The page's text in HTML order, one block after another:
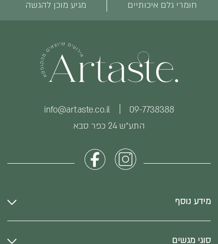
חומרי גלם איכותיים מגיע מוכן להגשה
התע״ש 24 כפר סבא
09-7738388
info@artaste.co.il
מידע נוסף
סוגי מגשים